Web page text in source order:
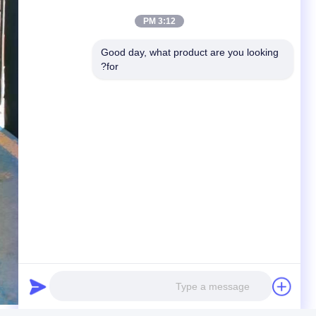
3:12 PM
Good day, what product are you looking
for?